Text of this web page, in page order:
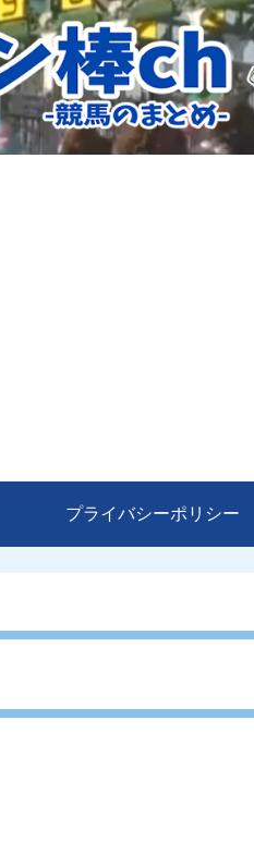
プライバシーポリシー